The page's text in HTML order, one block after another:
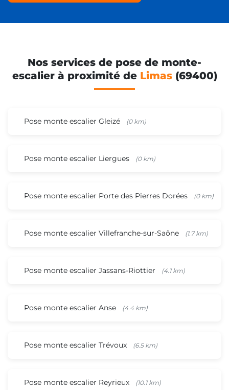
Nos services de pose de monte-
escalier à proximité de Limas(69400)
Pose monte escalier Gleizé (0 km)
Pose monte escalier Liergues (0 km)
Pose monte escalier Porte des Pierres Dorées (0 km)
Pose monte escalier Villefranche-sur-Saône (1.7 km)
Pose monte escalier Jassans-Riottier (4.1 km)
Pose monte escalier Anse (4.4 km)
Pose monte escalier Trévoux (6.5 km)
Pose monte escalier Reyrieux (10.1 km)